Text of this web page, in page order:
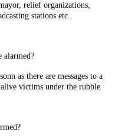
relief organizations,
stations etc..
alarmed?
as there are messages to a
victims under the rubble